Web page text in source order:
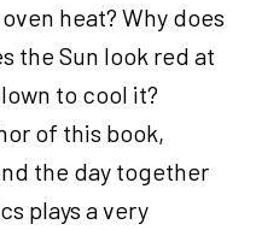
heat? Why does
the Sun look red at
to cool it?
of this book,
the day together
plays a very